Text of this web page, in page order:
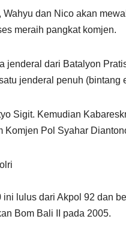
dan Nico akan
meraih pangkat komjen.
jenderal dari Batalyon
jenderal penuh (bintang
Sigit. Kemudian
Komjen Pol Syahar
lulus dari Akpol 92 dan
Bom Bali II pada 2005.